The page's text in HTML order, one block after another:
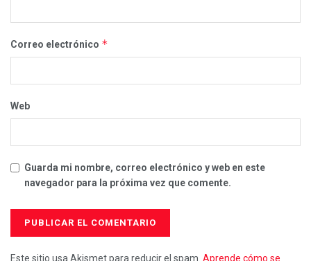
Correo electrónico *
Web
Guarda mi nombre, correo electrónico y web en este
navegador para la próxima vez que comente.
Este sitio usa Akismet para reducir el spam. Aprende cómo se